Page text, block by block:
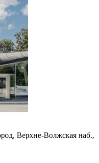
Верхне-Волжская наб.,